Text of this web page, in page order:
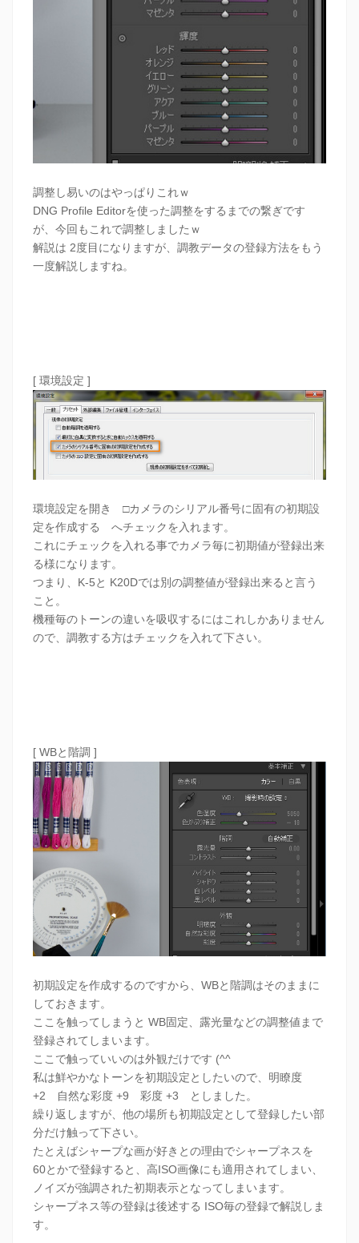
調整し易いのはやっぱりこれｗ
DNG Profile Editorを使った調整をするまでの繋ぎです
が、今回もこれで調整しましたｗ
解説は 2度目になりますが、調教データの登録方法をもう
一度解説しますね。
[ 環境設定 ]
環境設定を開き □カメラのシリアル番号に固有の初期設
定を作成する へチェックを入れます。
これにチェックを入れる事でカメラ毎に初期値が登録出来
る様になります。
つまり、K-5と K20Dでは別の調整値が登録出来ると言う
こと。
機種毎のトーンの違いを吸収するにはこれしかありません
ので、調教する方はチェックを入れて下さい。
[ WBと階調 ]
初期設定を作成するのですから、WBと階調はそのままに
しておきます。
ここを触ってしまうと WB固定、露光量などの調整値まで
登録されてしまいます。
ここで触っていいのは外観だけです (^^
私は鮮やかなトーンを初期設定としたいので、明瞭度
+2 自然な彩度 +9 彩度 +3 としました。
繰り返しますが、他の場所も初期設定として登録したい部
分だけ触って下さい。
たとえばシャープな画が好きとの理由でシャープネスを
60とかで登録すると、高ISO画像にも適用されてしまい、
ノイズが強調された初期表示となってしまいます。
シャープネス等の登録は後述する ISO毎の登録で解説しま
す。